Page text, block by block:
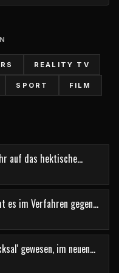
REALITY TV
SPORT FILM
auf das hektische
es im Verfahren gegen
gewesen, im neuen